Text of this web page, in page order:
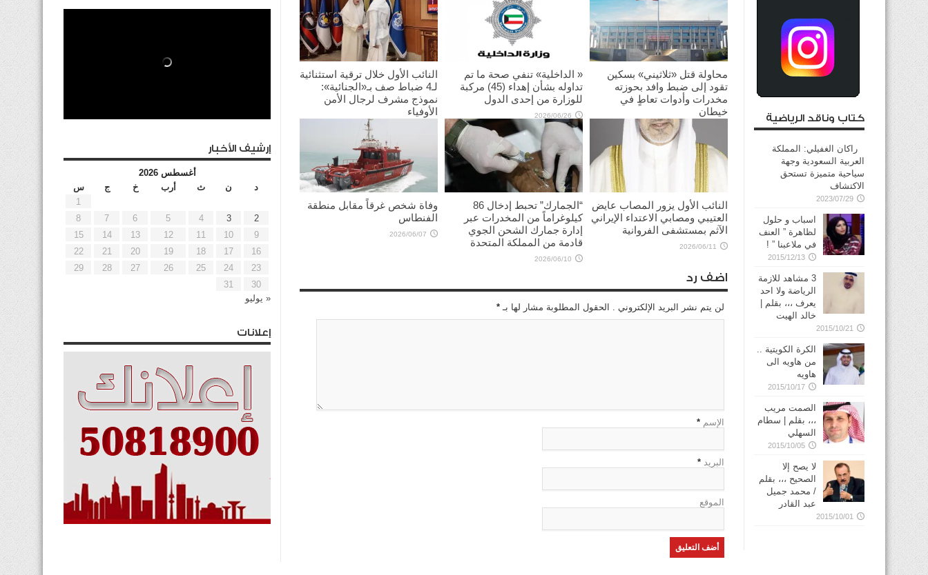
محاولة قتل «ثلاثيني» بسكين
تقود إلى ضبط وافد بحوزته
مخدرات وأدوات تعاطٍ في
خيطان
2026/06/26
« الداخلية» تنفي صحة ما تم
تداوله بشأن إهداء (45) مركبة
للوزارة من إحدى الدول
2026/06/26
النائب الأول خلال ترقية استثنائية
لـ4 ضباط صف بـ«الجنائية»:
نموذج مشرف لرجال الأمن
الأوفياء
النائب الأول يزور المصاب عايض
العتيبي ومصابي الاعتداء الإيراني
الآثم بمستشفى الفروانية
2026/06/11
“الجمارك” تحبط إدخال 86
كيلوغراماً من المخدرات عبر
إدارة جمارك الشحن الجوي
قادمة من المملكة المتحدة
2026/06/10
وفاة شخص غرقاً مقابل منطقة
الفنطاس
2026/06/07
اضف رد
لن يتم نشر البريد الإلكتروني . الحقول المطلوبة مشار لها بـ *
الإسم *
البريد *
الموقع
كتاب وناقد الرياضية
راكان الغفيلي: المملكة
العربية السعودية وجهة
سياحية متميزة تستحق
الاكتشاف
2023/07/29
اسباب و حلول
لظاهرة ” العنف
في ملاعبنا ” !
2015/12/13
3 مشاهد للازمة
الرياضة ولا احد
يعرف ،،، بقلم |
خالد الهيت
2015/10/21
الكرة الكويتية ..
من هاويه الى
هاويه
2015/10/17
الصمت مريب
،،، بقلم | سطام
السهلي
2015/10/05
لا يصح إلا
الصحيح ،،، بقلم
/ محمد جميل
عبد القادر
2015/10/01
إرشيف الأخبار
أغسطس 2026
د
ن ث أرب خ ج
س
1
2
3
4
5
6
7
8
9
10
11
12
13
14
15
16
17
18
19
20
21
22
23
24
25
26
27
28
29
30
31
« يوليو
إعلانات